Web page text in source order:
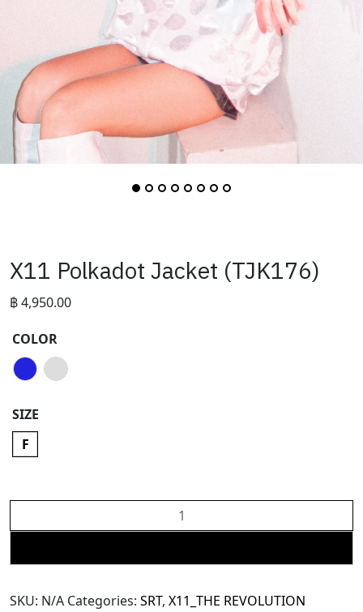
X11 Polkadot Jacket (TJK176)
฿4,950.00
COLOR
SIZE
F
Polkadot
(TJK176)
SKU: N/A Categories: SRT, X11_THE REVOLUTION